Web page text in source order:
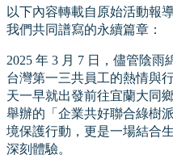
以下內容轉載自原始活動報
我們共同譜寫的永續篇章：
2025 年 3 月 7 日，儘管陰
台灣第一三共員工的熱情與
天一早就出發前往宜蘭大同
舉辦的「企業共好聯合綠樹
境保護行動，更是一場結合
深刻體驗。